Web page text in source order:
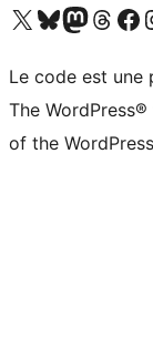
Visit our X (formerly Twitter) account
Visitez notre compte Bluesky
Visit our Mastodon
Visitez notre
Visit our
Le code est une
The
of the